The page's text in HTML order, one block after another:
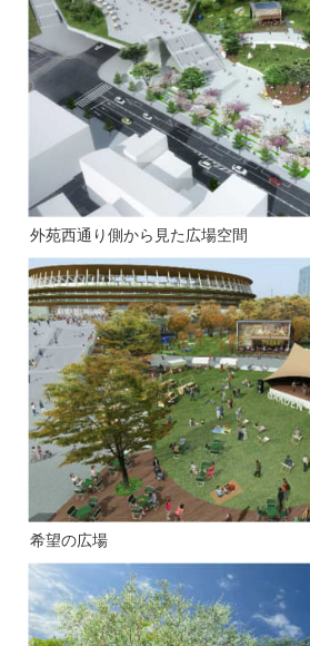
外苑西通り側から見た広場空間
希望の広場